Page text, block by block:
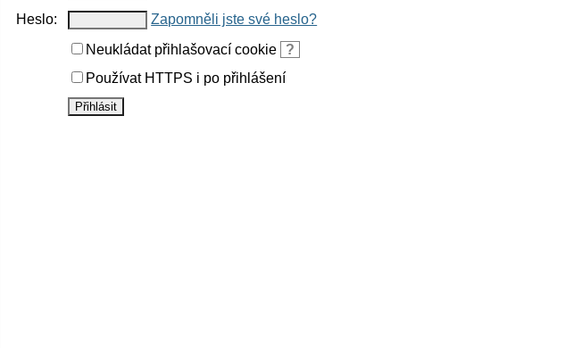
Heslo:
Zapomněli jste své heslo?
Neukládat přihlašovací cookie
?
Používat HTTPS i po přihlášení